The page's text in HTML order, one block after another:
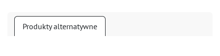
Produkty alternatywne